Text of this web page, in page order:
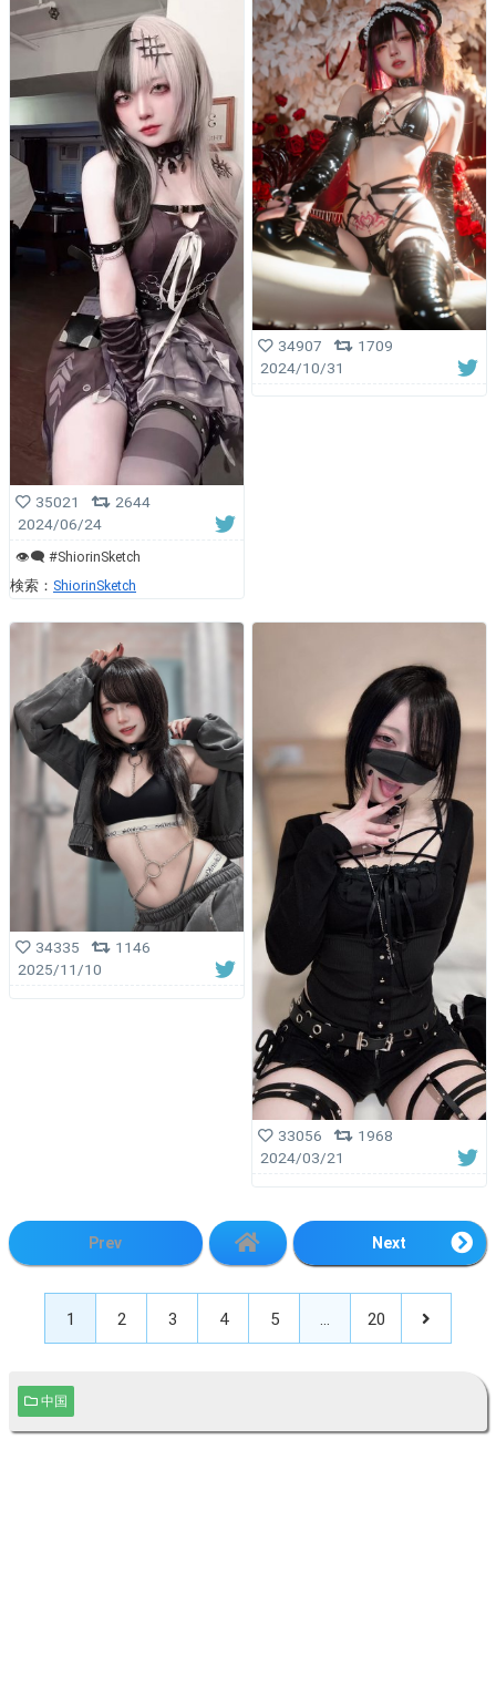
35021
2644
2024/06/24
👁‍🗨 #ShiorinSketch
検索： ShiorinSketch
34907
1709
2024/10/31
34335
1146
2025/11/10
33056
1968
2024/03/21
Prev Next
1 2 3 4 5 … 20
中国